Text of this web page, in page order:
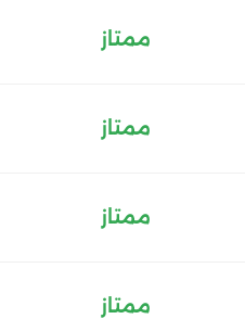
ممتاز
ممتاز
ممتاز
ممتاز